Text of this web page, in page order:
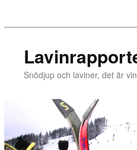
HYRA SKIDSTUGA
VÄLJ RÄTT VINTERDÄCK
Snödjup och laviner, det är